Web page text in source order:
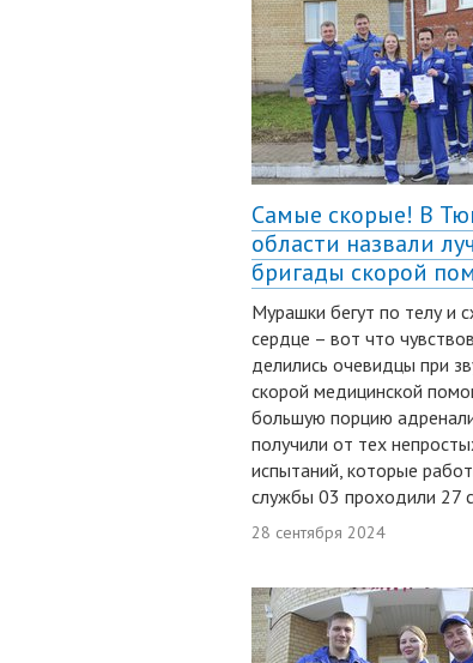
Самые скорые! В
области назвали
бригады скорой
Мурашки бегут по телу и
сердце – вот что
делились очевидцы при
скорой медицинской
большую порцию
получили от тех
испытаний, которые
службы 03 проходили 27
28 сентября 2024